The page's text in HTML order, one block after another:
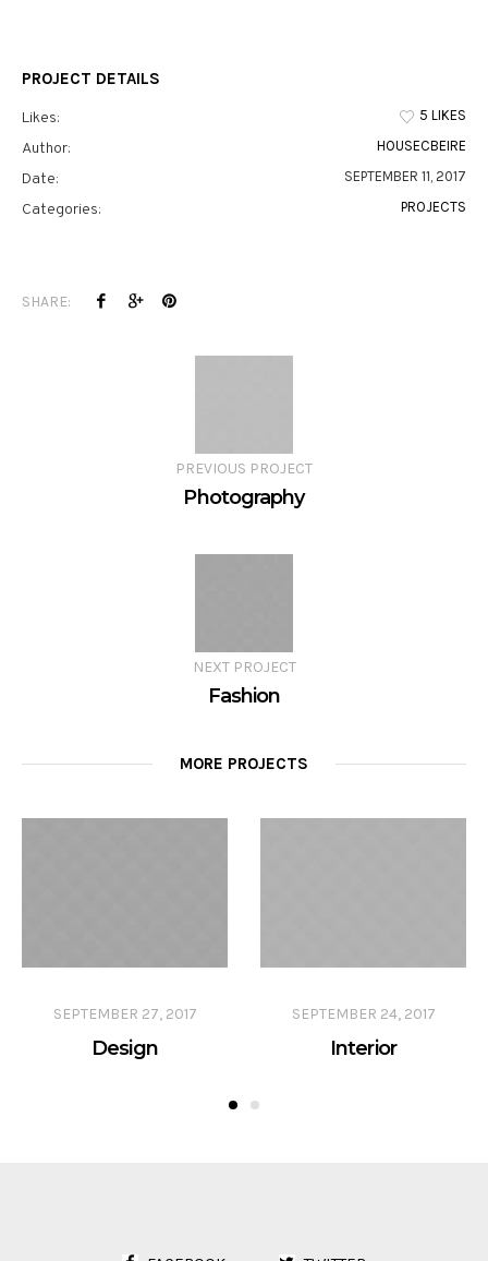
PROJECT DETAILS
Likes: 5 LIKES
Author: HOUSECBEIRE
Date: SEPTEMBER 11, 2017
Categories: PROJECTS
SHARE:
PREVIOUS PROJECT
Photography
NEXT PROJECT
Fashion
MORE PROJECTS
SEPTEMBER 27, 2017
Design
SEPTEMBER 24, 2017
Interior